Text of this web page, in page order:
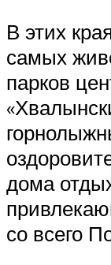
В этих
самых
парков
дома
со всего